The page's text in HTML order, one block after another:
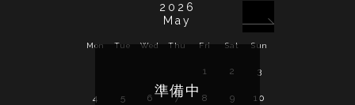
2026
May
Mon Tue Wed Thu Fri Sat Sun
1 2 3
4 5 6 7 8 9 10
準備中